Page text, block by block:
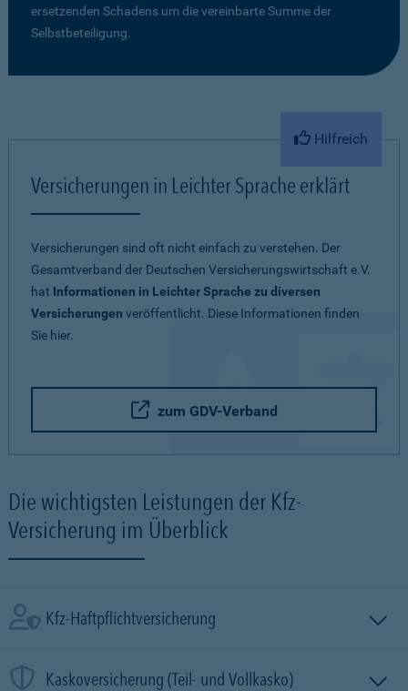
ersetzenden Schadens um die vereinbarte Summe der
Selbstbeteiligung.
Hilfreich
Versicherungen in Leichter Sprache erklärt
Versicherungen sind oft nicht einfach zu verstehen. Der
Gesamtverband der Deutschen Versicherungswirtschaft e.V.
hat Informationen in Leichter Sprache zu diversen
Versicherungen veröffentlicht. Diese Informationen finden
Sie hier.
zum GDV-Verband
Die wichtigsten Leistungen der Kfz-
Versicherung im Überblick
Kfz-Haftpflichtversicherung
Kaskoversicherung (Teil- und Vollkasko)